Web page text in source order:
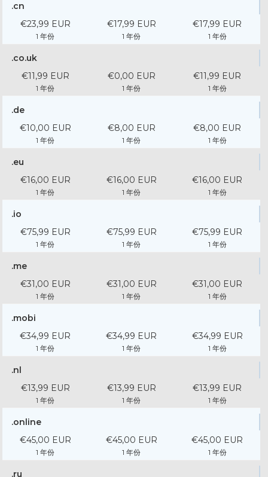
.cn
€23,99 EUR
1 年份
€17,99 EUR
1 年份
€17,99 EUR
1 年份
.co.uk
€11,99 EUR
1 年份
€0,00 EUR
1 年份
€11,99 EUR
1 年份
.de
€10,00 EUR
1 年份
€8,00 EUR
1 年份
€8,00 EUR
1 年份
.eu
€16,00 EUR
1 年份
€16,00 EUR
1 年份
€16,00 EUR
1 年份
.io
€75,99 EUR
1 年份
€75,99 EUR
1 年份
€75,99 EUR
1 年份
.me
€31,00 EUR
1 年份
€31,00 EUR
1 年份
€31,00 EUR
1 年份
.mobi
€34,99 EUR
1 年份
€34,99 EUR
1 年份
€34,99 EUR
1 年份
.nl
€13,99 EUR
1 年份
€13,99 EUR
1 年份
€13,99 EUR
1 年份
.online
€45,00 EUR
1 年份
€45,00 EUR
1 年份
€45,00 EUR
1 年份
.ru